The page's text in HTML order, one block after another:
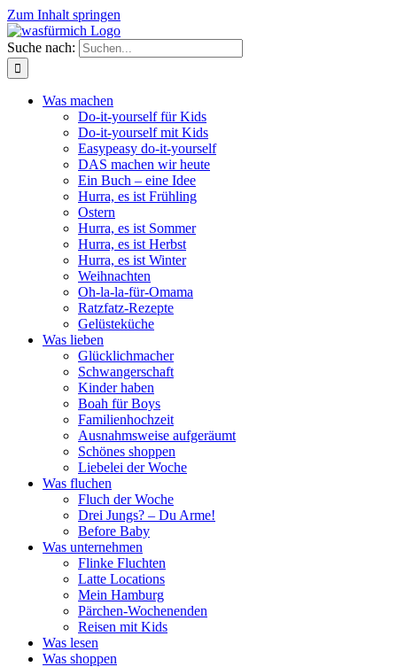
Zum Inhalt springen
Suche nach:
Was machen
Do-it-yourself für Kids
Do-it-yourself mit Kids
Easypeasy do-it-yourself
DAS machen wir heute
Ein Buch – eine Idee
Hurra, es ist Frühling
Ostern
Hurra, es ist Sommer
Hurra, es ist Herbst
Hurra, es ist Winter
Weihnachten
Oh-la-la-für-Omama
Ratzfatz-Rezepte
Gelüsteküche
Was lieben
Glücklichmacher
Schwangerschaft
Kinder haben
Boah für Boys
Familienhochzeit
Ausnahmsweise aufgeräumt
Schönes shoppen
Liebelei der Woche
Was fluchen
Fluch der Woche
Drei Jungs? – Du Arme!
Before Baby
Was unternehmen
Flinke Fluchten
Latte Locations
Mein Hamburg
Pärchen-Wochenenden
Reisen mit Kids
Was lesen
Was shoppen